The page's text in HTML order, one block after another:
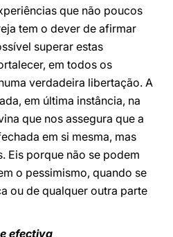
que não poucos
tem o dever de afirmar
superar estas
em todos os
verdadeira libertação. A
em última instância, na
que nos assegura que a
em si mesma, mas
Eis porque não se podem
o pessimismo, quando se
ou de qualquer outra parte
efectiva